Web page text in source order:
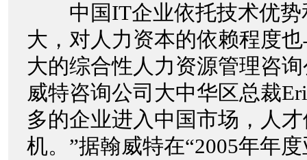
中国IT企业依托技术优势
大，对人力资本的依赖程度
大的综合性人力资源管理
威特咨询公司大中华区总裁
多的企业进入中国市场，人
机。”据翰威特在“2005年年